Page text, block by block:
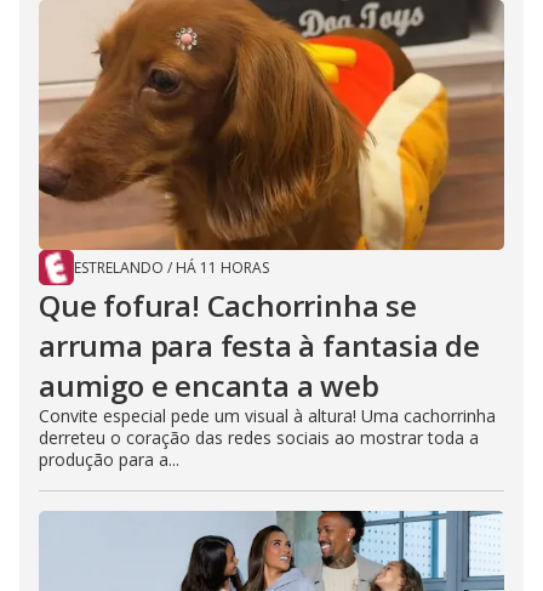
ESTRELANDO / HÁ 11 HORAS
Que fofura! Cachorrinha se
arruma para festa à fantasia de
aumigo e encanta a web
Convite especial pede um visual à altura! Uma cachorrinha
derreteu o coração das redes sociais ao mostrar toda a
produção para a...